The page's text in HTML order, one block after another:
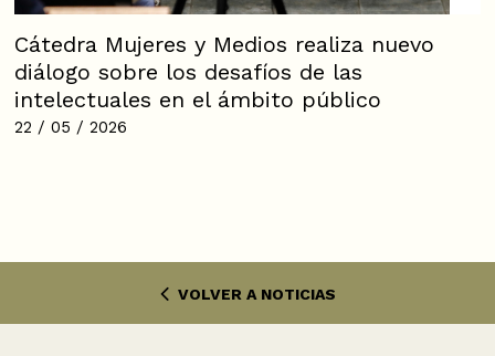
Cátedra Mujeres y Medios realiza nuevo
diálogo sobre los desafíos de las
intelectuales en el ámbito público
22 / 05 / 2026
VOLVER A NOTICIAS